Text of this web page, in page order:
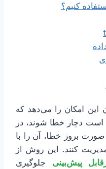
این امکان را می‌دهد که
دچار خطا شوند، در
صورت بروز خطا، آن را با
کنند. این روش از
پیش‌بینی جلوگیری